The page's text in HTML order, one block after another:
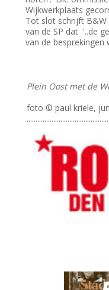
Wijkwerkplaats
Tot slot schrijft
van de SP dat '..de
van de
Plein Oost met de
foto © paul kriele,